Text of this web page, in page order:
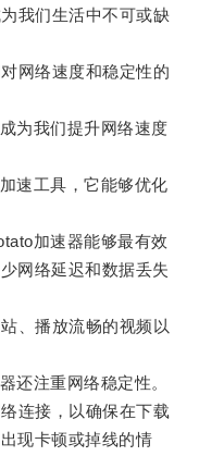
我们生活中不可或缺
网络速度和稳定性的
为我们提升网络速度
速工具，它能够优化
加速器能够最有效
网络延迟和数据丢失
、播放流畅的视频以
注重网络稳定性。
连接，以确保在下载
现卡顿或掉线的情